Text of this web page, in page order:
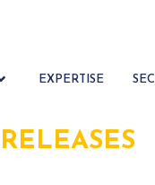
EXPERTISE